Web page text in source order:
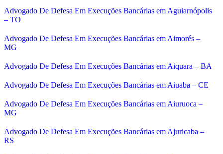
Advogado De Defesa Em Execuções Bancárias em Aguiarnópolis
– TO
Advogado De Defesa Em Execuções Bancárias em Aimorés –
MG
Advogado De Defesa Em Execuções Bancárias em Aiquara – BA
Advogado De Defesa Em Execuções Bancárias em Aiuaba – CE
Advogado De Defesa Em Execuções Bancárias em Aiuruoca –
MG
Advogado De Defesa Em Execuções Bancárias em Ajuricaba –
RS